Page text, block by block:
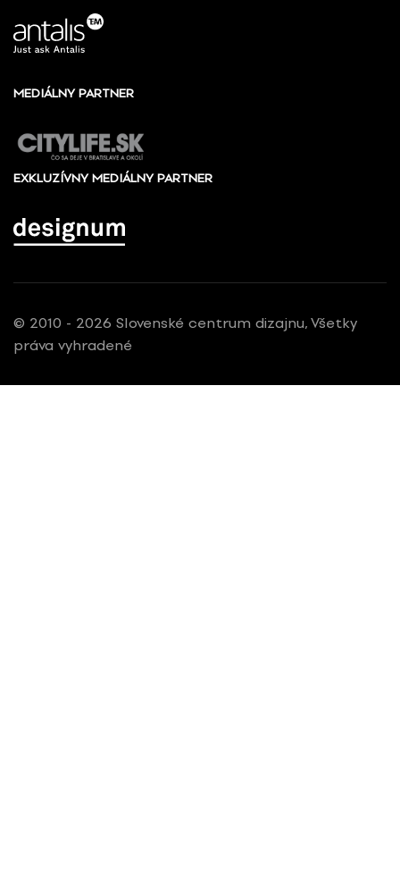
MEDIÁLNY PARTNER
EXKLUZÍVNY MEDIÁLNY PARTNER
© 2010 - 2026 Slovenské centrum dizajnu, Všetky
práva vyhradené